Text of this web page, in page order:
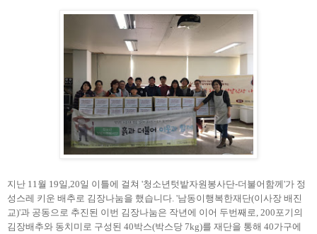
지난 11월 19일,20일 이틀에 걸쳐 '청소년텃밭자원봉사단-더불어함께'가 정
성스레 키운 배추로 김장나눔을 했습니다. '남동이행복한재단(이사장 배진
교)'과 공동으로 추진된 이번 김장나눔은 작년에 이어 두번째로, 200포기의
김장배추와 동치미로 구성된 40박스(박스당 7kg)를 재단을 통해 40가구에